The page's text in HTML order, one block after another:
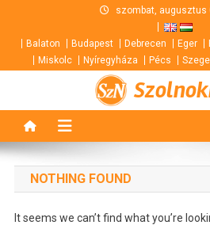
content
szombat, augusztus
Balaton Budapest Debrecen Eger
Miskolc
Nyíregyháza Pécs
NOTHING FOUND
It seems we can’t find what you’re